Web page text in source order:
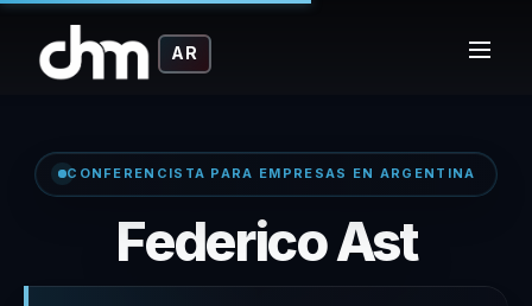
AR
CONFERENCISTA PARA EMPRESAS EN ARGENTINA
Federico Ast–